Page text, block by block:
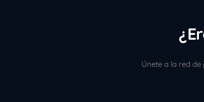
Únete a la red